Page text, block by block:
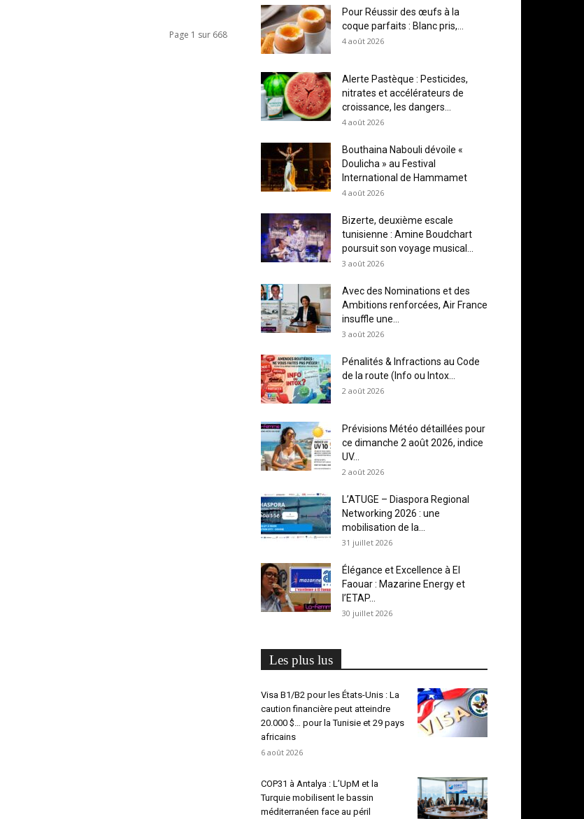
Page 1 sur 668
Pour Réussir des œufs à la
coque parfaits : Blanc pris,...
4 août 2026
Alerte Pastèque : Pesticides,
nitrates et accélérateurs de
croissance, les dangers...
4 août 2026
Bouthaina Nabouli dévoile «
Doulicha » au Festival
International de Hammamet
4 août 2026
Bizerte, deuxième escale
tunisienne : Amine Boudchart
poursuit son voyage musical...
3 août 2026
Avec des Nominations et des
Ambitions renforcées, Air France
insuffle une...
3 août 2026
Pénalités & Infractions au Code
de la route (Info ou Intox...
2 août 2026
Prévisions Météo détaillées pour
ce dimanche 2 août 2026, indice
UV...
2 août 2026
L’ATUGE – Diaspora Regional
Networking 2026 : une
mobilisation de la...
31 juillet 2026
Élégance et Excellence à El
Faouar : Mazarine Energy et
l’ETAP...
30 juillet 2026
Les plus lus
Visa B1/B2 pour les États-Unis : La
caution financière peut atteindre
20.000 $… pour la Tunisie et 29 pays
africains
6 août 2026
COP31 à Antalya : L’UpM et la
Turquie mobilisent le bassin
méditerranéen face au péril